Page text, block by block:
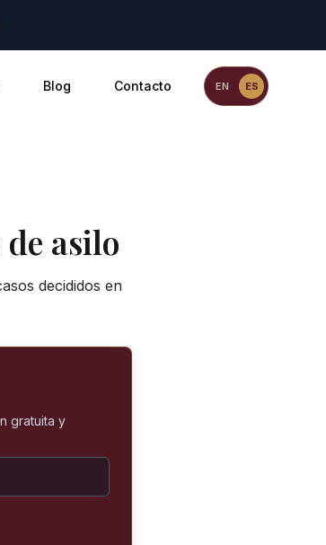
Blog Contacto ES
EN
asilo
decididos en
gratuita y